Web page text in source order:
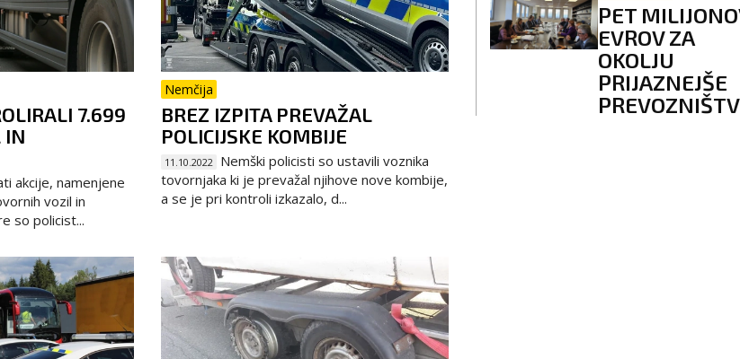
7.699
IN
akcije, namenjene
vozil in
so policist...
Nemčija
BREZ IZPITA PREVAŽAL
POLICIJSKE KOMBIJE
11.10.2022
Nemški policisti so ustavili voznika
tovornjaka ki je prevažal njihove nove kombije,
a se je pri kontroli izkazalo, d...
PET
EVROV ZA
OKOLJU
PRIJAZNEJŠE